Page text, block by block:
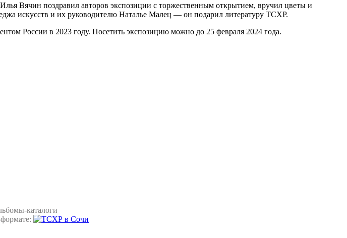
Вячин поздравил авторов экспозиции с торжественным открытием, вручил цветы и
искусств и их руководителю Наталье Малец — он подарил литературу ТСХР.
России в 2023 году. Посетить экспозицию можно до 25 февраля 2024 года.
каталоги